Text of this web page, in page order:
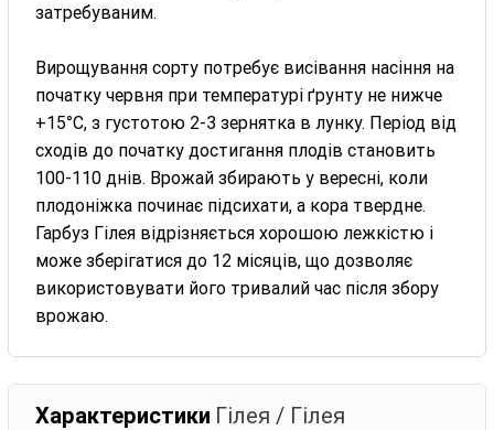
затребуваним.
Вирощування сорту потребує висівання насіння на
початку червня при температурі ґрунту не нижче
+15°C, з густотою 2-3 зернятка в лунку. Період від
сходів до початку достигання плодів становить
100-110 днів. Врожай збирають у вересні, коли
плодоніжка починає підсихати, а кора твердне.
Гарбуз Гілея відрізняється хорошою лежкістю і
може зберігатися до 12 місяців, що дозволяє
використовувати його тривалий час після збору
врожаю.
Характеристики Гілея / Гілея